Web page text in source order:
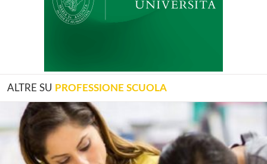
ALTRE SU PROFESSIONE SCUOLA